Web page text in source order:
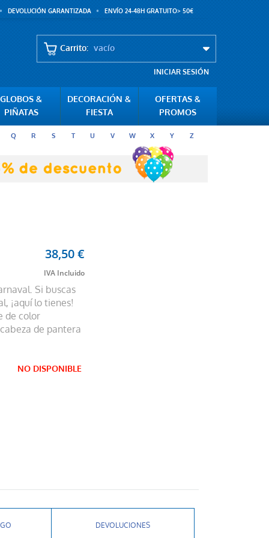
DEVOLUCIÓN GARANTIZADA ENVÍO 24-48H GRATUITO> 50€
Carrito: vacío
INICIAR SESIÓN
GLOBOS &
PIÑATAS
DECORACIÓN &
FIESTA
OFERTAS &
PROMOS
Q R S T U V W X Y Z
38,50 €
Si buscas
¡aquí lo tienes!
de color
de pantera
NO DISPONIBLE
DEVOLUCIONES